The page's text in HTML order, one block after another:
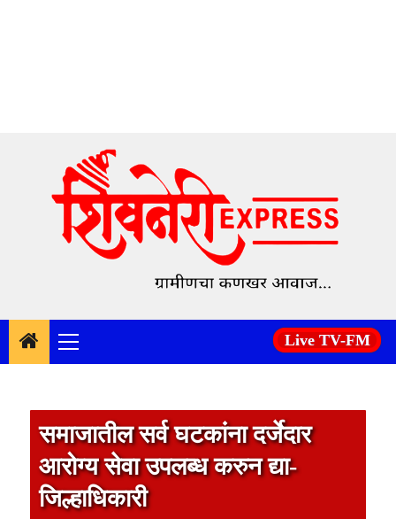
content
Primary
Menu
Live TV-FM
समाजातील सर्व घटकांना दर्जेदार
आरोग्य सेवा उपलब्ध करुन द्या-
जिल्हाधिकारी